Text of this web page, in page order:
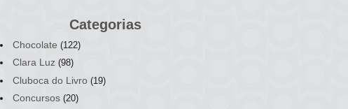
Categorias
Chocolate (122)
Clara Luz (98)
Cluboca do Livro (19)
Concursos (20)